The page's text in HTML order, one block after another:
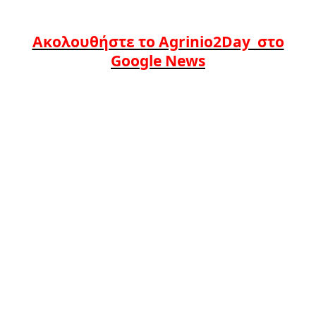
Ακολουθήστε το Agrinio2Day στο
Google News